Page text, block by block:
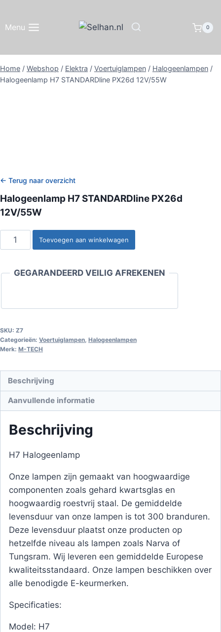
inhoud
Menu 0
Home / Webshop / Elektra / Voertuiglampen / Halogeenlampen /
Halogeenlamp H7 STANDARDline PX26d 12V/55W
← Terug naar overzicht
Halogeenlamp H7 STANDARDline PX26d
12V/55W
Halogeenlamp
H7
PX26d
Toevoegen aan winkelwagen
GEGARANDEERD VEILIG AFREKENEN
SKU: Z7
Categorieën: Voertuiglampen, Halogeenlampen
Merk: M-TECH
Beschrijving
Aanvullende informatie
Beschrijving
H7 Halogeenlamp
Onze lampen zijn gemaakt van hoogwaardige
componenten zoals gehard kwartsglas en
hoogwaardig roestvrij staal. De gemiddelde
levensduur van onze lampen is tot 300 branduren.
Deze levensduur plaatst onze producten op
hetzelfde niveau als lampen zoals Narva of
Tungsram. Wij leveren een gemiddelde Europese
kwaliteitsstandaard. Onze lampen beschikken over
alle benodigde E-keurmerken.
Specificaties:
Model: H7